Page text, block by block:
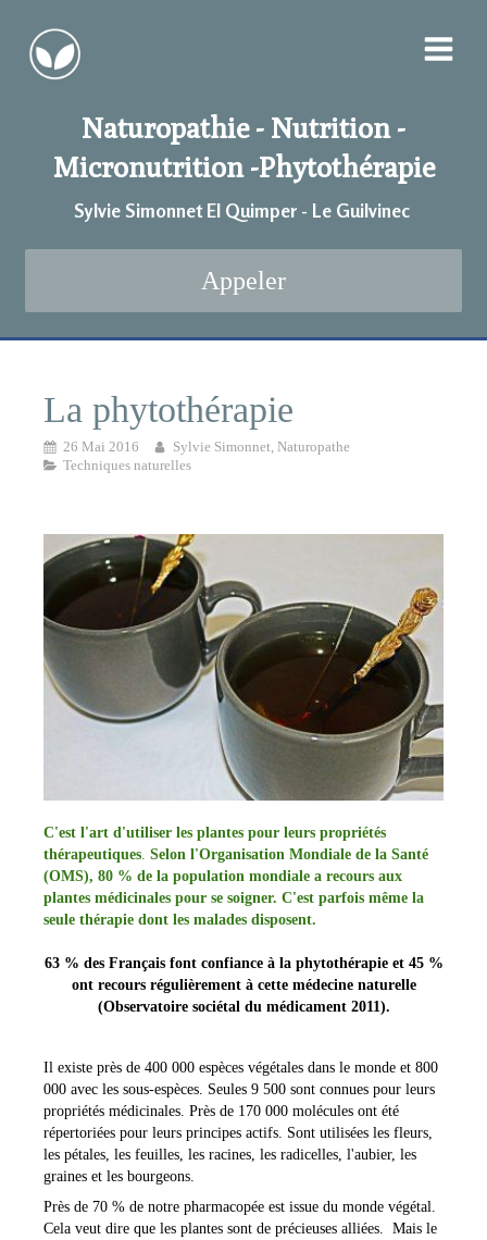
Naturopathie - Nutrition -
Micronutrition -Phytothérapie
Sylvie Simonnet EI Quimper - Le Guilvinec
Appeler
La phytothérapie
26 Mai 2016
Sylvie Simonnet, Naturopathe
Techniques naturelles
C'est l'art d'utiliser les plantes pour leurs propriétés
thérapeutiques Selon l'Organisation Mondiale de la Santé
(OMS), 80 % de la population mondiale a recours aux
plantes médicinales pour se soigner. C'est parfois même la
seule thérapie dont les malades disposent.
63 % des Français font confiance à la phytothérapie et 45 %
ont recours régulièrement à cette médecine naturelle
(Observatoire sociétal du médicament 2011).
Il existe près de 400 000 espèces végétales dans le monde et 800
000 avec les sous-espèces. Seules 9 500 sont connues pour leurs
propriétés médicinales. Près de 170 000 molécules ont été
répertoriées pour leurs principes actifs. Sont utilisées les fleurs,
les pétales, les feuilles, les racines, les radicelles, l'aubier, les
graines et les bourgeons.
Près de 70 % de notre pharmacopée est issue du monde végétal.
Cela veut dire que les plantes sont de précieuses alliées. Mais le